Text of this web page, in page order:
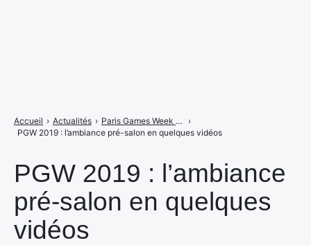
PGW 2019 : l’ambiance
pré-salon en quelques
vidéos
Accueil › Actualités › Paris Games Week 2019 : nos 1ères images toutes fraîches !
›
PGW 2019 : l’ambiance pré-salon en quelques vidéos